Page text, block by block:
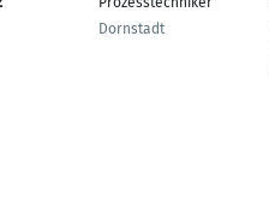
Dornstadt